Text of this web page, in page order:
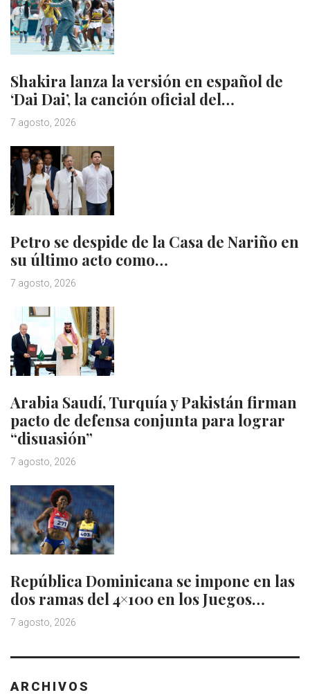
Shakira lanza la versión en español de
‘Dai Dai’, la canción oficial del…
7 agosto, 2026
Petro se despide de la Casa de Nariño en
su último acto como…
7 agosto, 2026
Arabia Saudí, Turquía y Pakistán firman
pacto de defensa conjunta para lograr
“disuasión”
7 agosto, 2026
República Dominicana se impone en las
dos ramas del 4×100 en los Juegos…
7 agosto, 2026
ARCHIVOS